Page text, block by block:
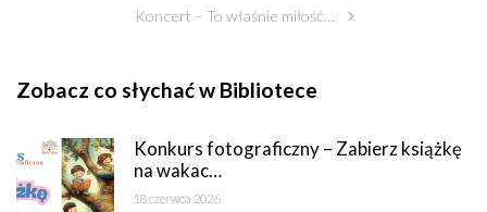
Koncert – To właśnie miłość…
Zobacz co słychać w Bibliotece
Konkurs fotograficzny – Zabierz książkę
na wakac…
18 czerwca 2026